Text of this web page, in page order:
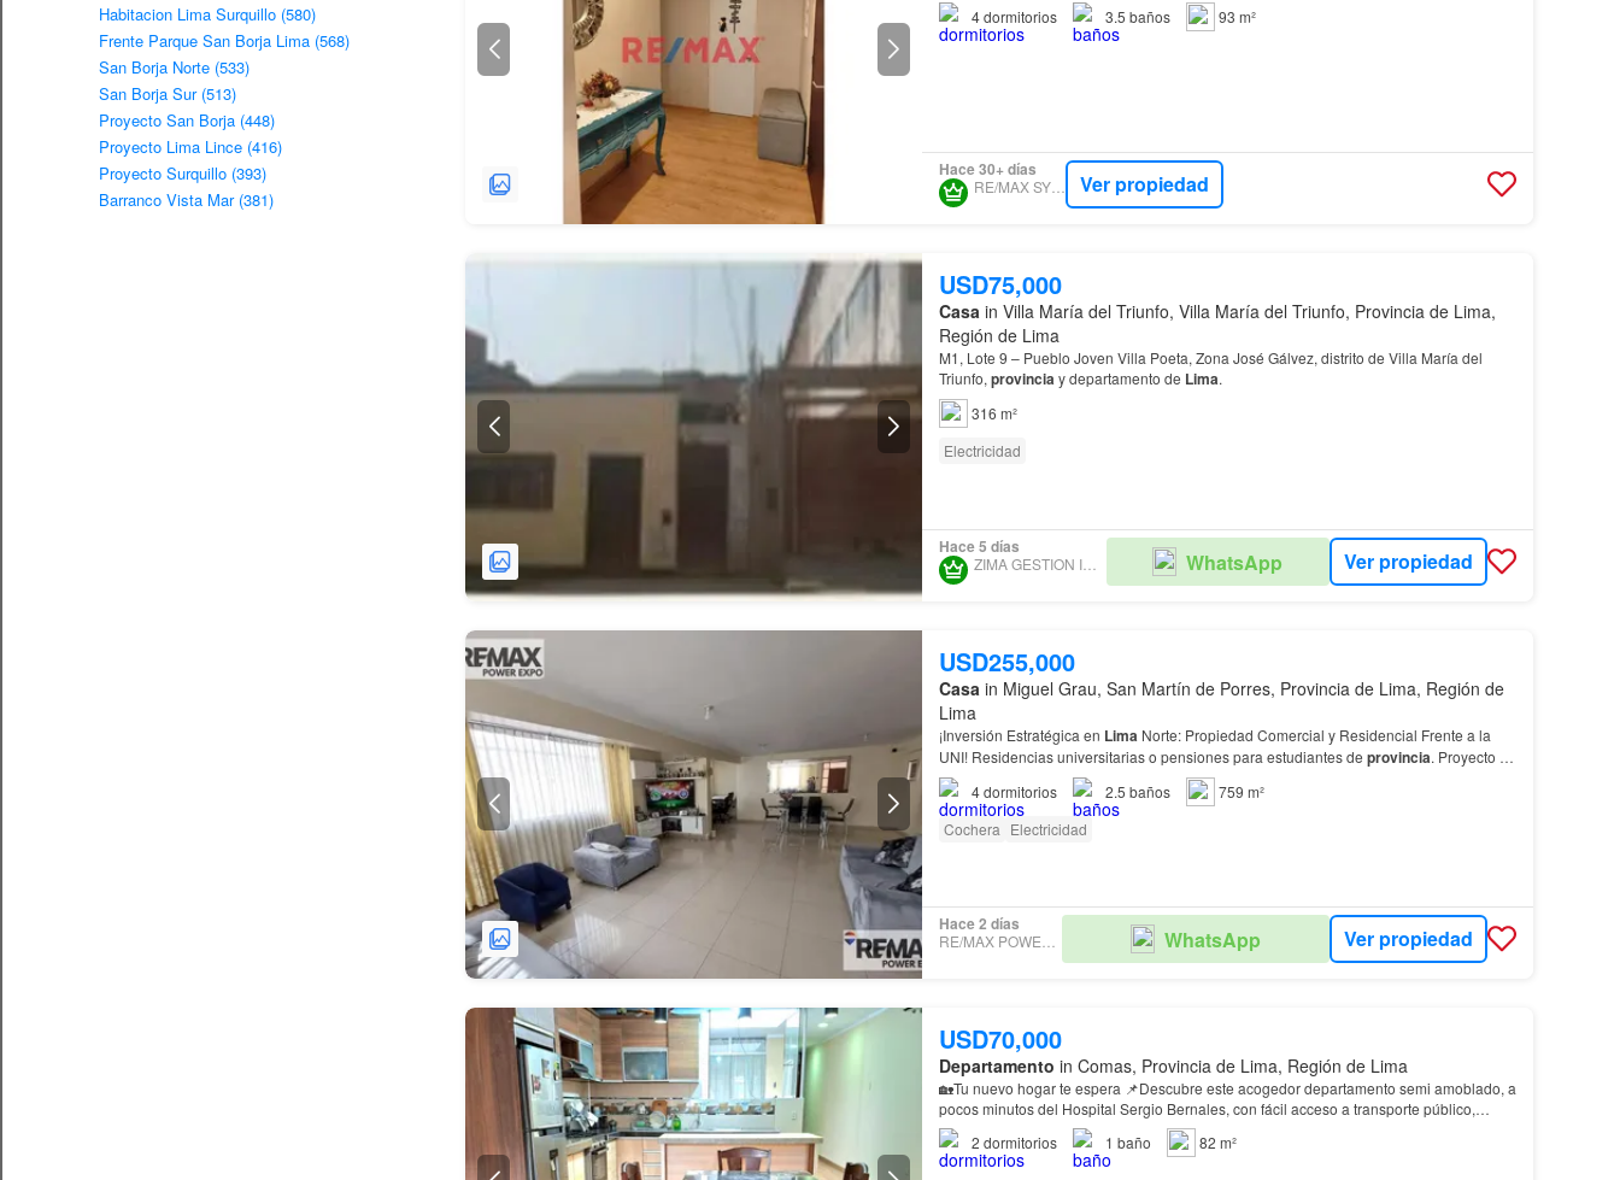
Habitacion Lima Surquillo (580)
Frente Parque San Borja Lima (568)
San Borja Norte (533)
San Borja Sur (513)
Proyecto San Borja (448)
Proyecto Lima Lince (416)
Proyecto Surquillo (393)
Barranco Vista Mar (381)
4dormitorios 3.5 baños 93 m²
Hace 30+ días
RE/MAX SYNERGY Ver propiedad
USD75,000
Casa in Villa María del Triunfo, Villa María del Triunfo, Provincia de Lima,
Región de Lima
M1, Lote 9 – Pueblo Joven Villa Poeta, Zona José Gálvez, distrito de Villa María del
Triunfo, provinciay departamento de Lima.
316 m²
Electricidad
Hace 5 días
ZIMA GESTION INMOBILIARIA WhatsApp Ver propiedad
USD255,000
Casa in Miguel Grau, San Martín de Porres, Provincia de Lima, Región de
Lima
¡Inversión Estratégica en Lima Norte: Propiedad Comercial y Residencial Frente a la
UNI! Residencias universitarias o pensiones para estudiantes de provincia. Proyecto de
departamentos independientes para alquiler.…
4dormitorios 2.5 baños
759 m²
Cochera Electricidad
Hace 2 días
RE/MAX POWER EXPO WhatsApp Ver propiedad
USD70,000
Departamento in Comas, Provincia de Lima, Región de Lima
🏡Tu nuevo hogar te espera 📌Descubre este acogedor departamento semi amoblado, a
pocos minutos del Hospital Sergio Bernales, con fácil acceso a transporte público,
comercios, colegios y todos los servicios que necesitas pa…
2 dormitorios 1 baño 82 m²